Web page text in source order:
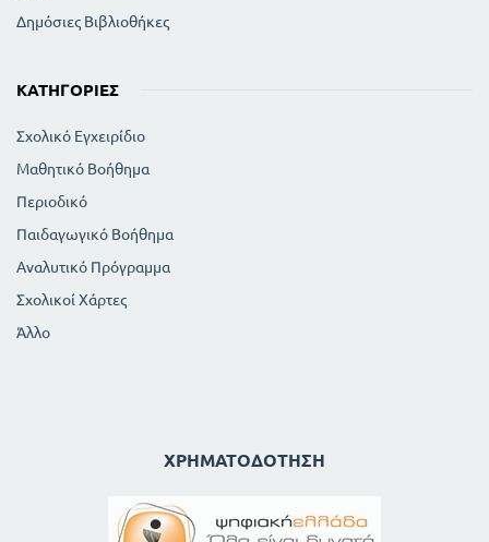
Δημόσιες Βιβλιοθήκες
ΚΑΤΗΓΟΡΊΕΣ
Σχολικό Εγχειρίδιο
Μαθητικό Βοήθημα
Περιοδικό
Παιδαγωγικό Βοήθημα
Αναλυτικό Πρόγραμμα
Σχολικοί Χάρτες
Άλλο
ΧΡΗΜΑΤΟΔΌΤΗΣΗ